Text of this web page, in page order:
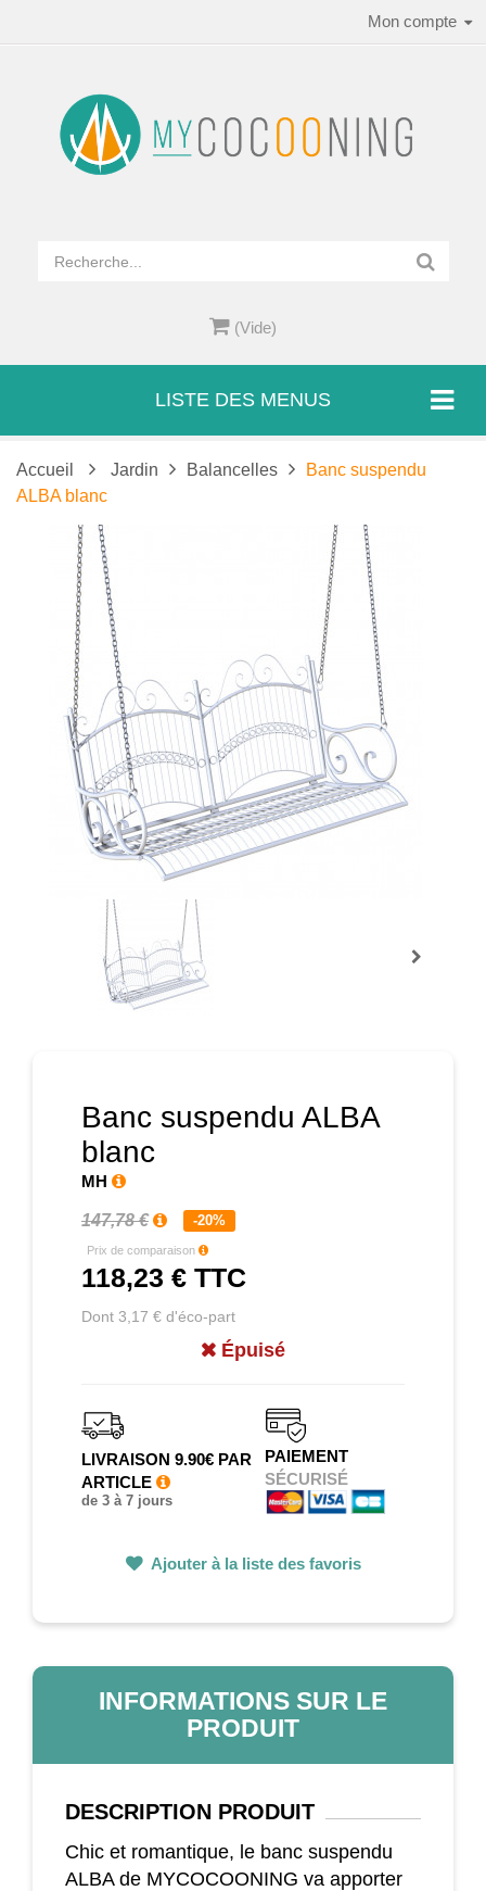
Mon compte
(Vide)
LISTE DES MENUS
Accueil Jardin Balancelles
Banc suspendu
ALBA blanc
Banc suspendu ALBA
blanc
MH
147,78 € -20%
Prix de comparaison
118,23 € TTC
Dont 3,17 € d'éco-part
Épuisé
LIVRAISON 9.90€ PAR
ARTICLE
de 3 à 7 jours
PAIEMENT
SÉCURISÉ
Ajouter à la liste des favoris
INFORMATIONS SUR LE
PRODUIT
DESCRIPTION PRODUIT
Chic et romantique, le banc suspendu
ALBA de MYCOCOONING va apporter